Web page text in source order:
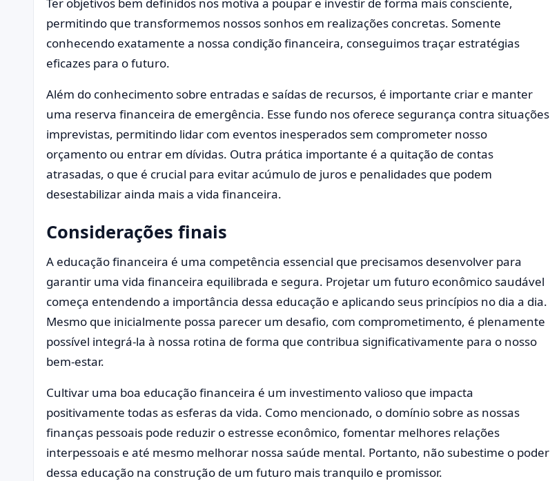
permitindo que transformemos nossos sonhos em realizações concretas. Somente
conhecendo exatamente a nossa condição financeira, conseguimos traçar estratégias
eficazes para o futuro.
Além do conhecimento sobre entradas e saídas de recursos, é importante criar e manter
uma reserva financeira de emergência. Esse fundo nos oferece segurança contra situações
imprevistas, permitindo lidar com eventos inesperados sem comprometer nosso
orçamento ou entrar em dívidas. Outra prática importante é a quitação de contas
atrasadas, o que é crucial para evitar acúmulo de juros e penalidades que podem
desestabilizar ainda mais a vida financeira.
Considerações finais
A educação financeira é uma competência essencial que precisamos desenvolver para
garantir uma vida financeira equilibrada e segura. Projetar um futuro econômico saudável
começa entendendo a importância dessa educação e aplicando seus princípios no dia a dia.
Mesmo que inicialmente possa parecer um desafio, com comprometimento, é plenamente
possível integrá-la à nossa rotina de forma que contribua significativamente para o nosso
bem-estar.
Cultivar uma boa educação financeira é um investimento valioso que impacta
positivamente todas as esferas da vida. Como mencionado, o domínio sobre as nossas
finanças pessoais pode reduzir o estresse econômico, fomentar melhores relações
interpessoais e até mesmo melhorar nossa saúde mental. Portanto, não subestime o poder
dessa educação na construção de um futuro mais tranquilo e promissor.